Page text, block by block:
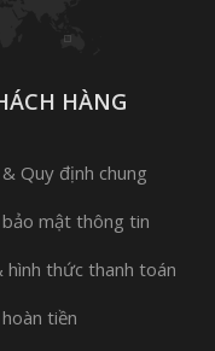
HÀNG
& Quy định chung
bảo mật thông tin
hình thức thanh toán
tiền